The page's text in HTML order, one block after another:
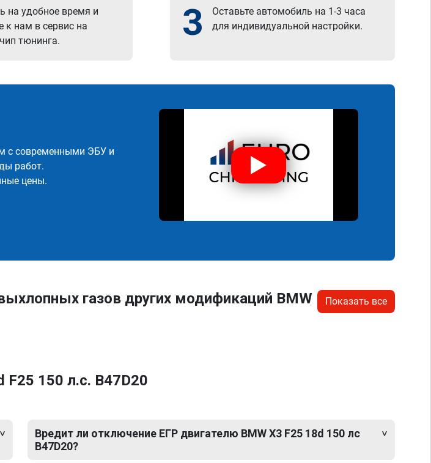
на удобное время и
к нам в сервис на
тюнинга.
3
Оставьте автомобиль на 1-3 часа
для индивидуальной настройки.
с современными ЭБУ и
работ.
цены.
газов других модификаций BMW
Показать все
150 л.с. B47D20
Вредит ли отключение ЕГР двигателю BMW X3 F25 18d 150 лс
B47D20?